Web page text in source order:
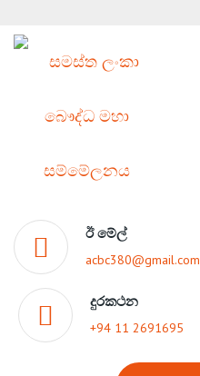
ඊ මේල්
acbc380@gmail.com
දුරකථන
+94 11 2691695